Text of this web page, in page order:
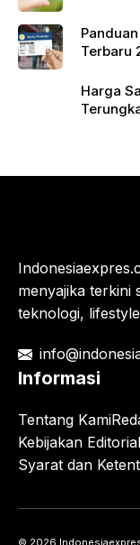
Terbaru
Harga
menyajika terkini
teknologi,
Informasi
Tentang Kami
Kebijakan
Syarat dan